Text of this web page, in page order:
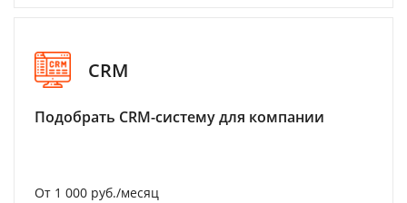
CRM
Подобрать CRM-систему для компании
От 1 000 руб./месяц